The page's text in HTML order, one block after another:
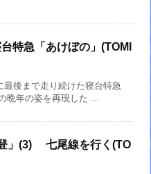
特急「あけぼの」(TOMI
最後まで走り続けた寝台特急
晩年の姿を再現した ...
」(3) 七尾線を行く(TO